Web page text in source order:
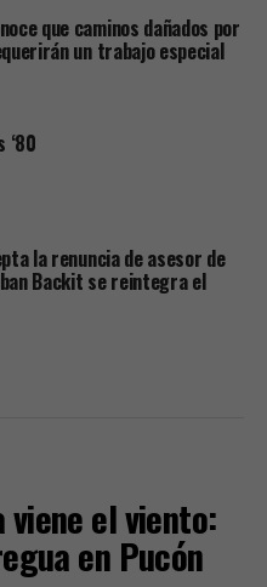
que caminos dañados por
un trabajo especial
‘80
la renuncia de asesor de
Backit se reintegra el
viene el viento:
en Pucón